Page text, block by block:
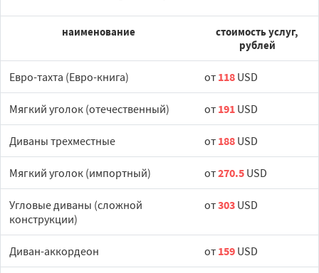
наименование
стоимость услуг,
рублей
Евро-тахта (Евро-книга) от 118 USD
Мягкий уголок (отечественный) от 191 USD
Диваны трехместные от 188 USD
Мягкий уголок (импортный) от270.5 USD
Угловые диваны (сложной
конструкции)
от303 USD
Диван-аккордеон от 159 USD